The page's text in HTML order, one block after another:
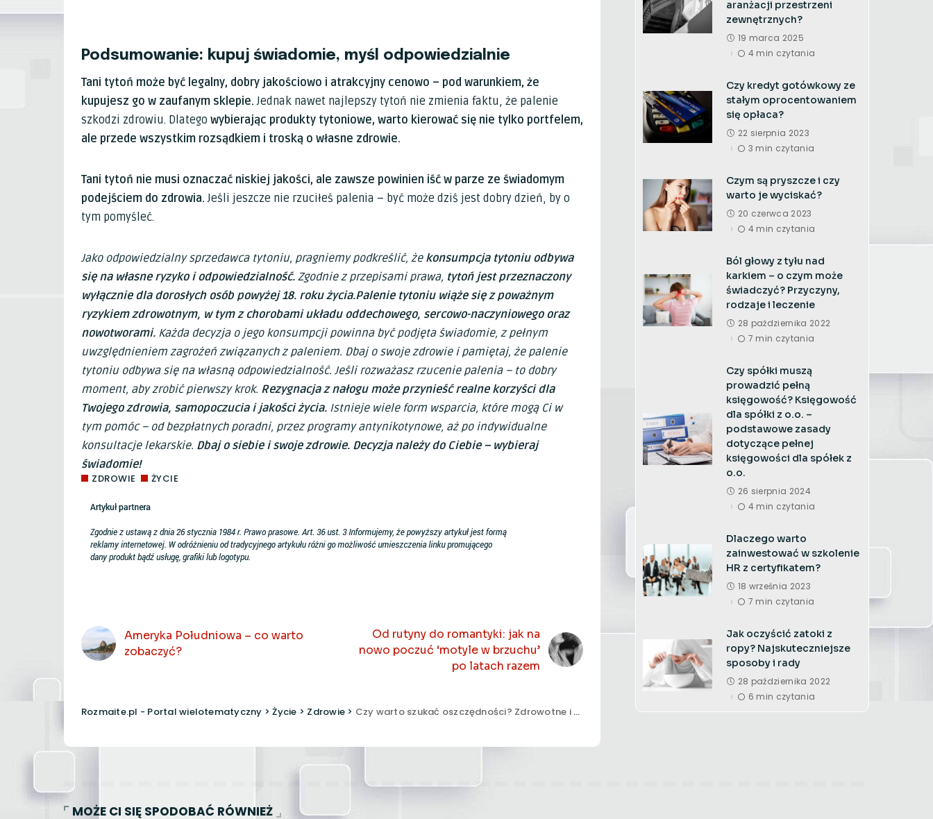
Podsumowanie: kupuj świadomie, myśl odpowiedzialnie
Tani tytoń może być legalny, dobry jakościowo i atrakcyjny cenowo – pod warunkiem, że
kupujesz go w zaufanym sklepie. Jednak nawet najlepszy tytoń nie zmienia faktu, że palenie
szkodzi zdrowiu. Dlatego wybierając produkty tytoniowe, warto kierować się nie tylko portfelem,
ale przede wszystkim rozsądkiem i troską o własne zdrowie.
Tani tytoń nie musi oznaczać niskiej jakości, ale zawsze powinien iść w parze ze świadomym
podejściem do zdrowia.Jeśli jeszcze nie rzuciłeś palenia – być może dziś jest dobry dzień, by o
tym pomyśleć.
Jako odpowiedzialny sprzedawca tytoniu, pragniemy podkreślić, że konsumpcja tytoniu odbywa
się na własne ryzyko i odpowiedzialność. Zgodnie z przepisami prawa, tytoń jest przeznaczony
wyłącznie dla dorosłych osób powyżej 18. roku życia.Palenie tytoniu wiąże się z poważnym
ryzykiem zdrowotnym, w tym z chorobami układu oddechowego, sercowo-naczyniowego oraz
nowotworami. Każda decyzja o jego konsumpcji powinna być podjęta świadomie, z pełnym
uwzględnieniem zagrożeń związanych z paleniem. Dbaj o swoje zdrowie i pamiętaj, że palenie
tytoniu odbywa się na własną odpowiedzialność. Jeśli rozważasz rzucenie palenia – to dobry
moment, aby zrobić pierwszy krok. Rezygnacja z nałogu może przynieść realne korzyści dla
Twojego zdrowia, samopoczucia i jakości życia. Istnieje wiele form wsparcia, które mogą Ci w
tym pomóc – od bezpłatnych poradni, przez programy antynikotynowe, aż po indywidualne
konsultacje lekarskie. Dbaj o siebie i swoje zdrowie. Decyzja należy do Ciebie – wybieraj
świadomie!
ZDROWIE ŻYCIE
Ameryka Południowa – co warto
zobaczyć?
Od rutyny do romantyki: jak na
nowo poczuć ‘motyle w brzuchu’
po latach razem
Rozmaite.pl - Portal wielotematyczny >Życie > Zdrowie > Czy warto szukać oszczędności? Zdrowotne i praktyczne aspekty zakupu taniego tytoniu
aranżacji przestrzeni
zewnętrznych?
19 marca 2025
4 min czytania
Czy kredyt gotówkowy ze
stałym oprocentowaniem
się opłaca?
22 sierpnia 2023
3 min czytania
Czym są pryszcze i czy
warto je wyciskać?
20 czerwca 2023
4 min czytania
Ból głowy z tyłu nad
karkiem – o czym może
świadczyć? Przyczyny,
rodzaje i leczenie
28 października 2022
7 min czytania
Czy spółki muszą
prowadzić pełną
księgowość? Księgowość
dla spółki z o.o. –
podstawowe zasady
dotyczące pełnej
księgowości dla spółek z
o.o.
26 sierpnia 2024
4 min czytania
Dlaczego warto
zainwestować w szkolenie
HR z certyfikatem?
18 września 2023
7 min czytania
Jak oczyścić zatoki z
ropy? Najskuteczniejsze
sposoby i rady
28 października 2022
6 min czytania
MOŻE CI SIĘ SPODOBAĆ RÓWNIEŻ